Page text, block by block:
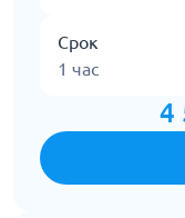
Срок
1 час
4